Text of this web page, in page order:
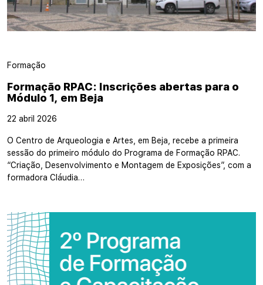
Formação
Formação RPAC: Inscrições abertas para o
Módulo 1, em Beja
22 abril 2026
O Centro de Arqueologia e Artes, em Beja, recebe a primeira
sessão do primeiro módulo do Programa de Formação RPAC.
“Criação, Desenvolvimento e Montagem de Exposições”, com a
formadora Cláudia…